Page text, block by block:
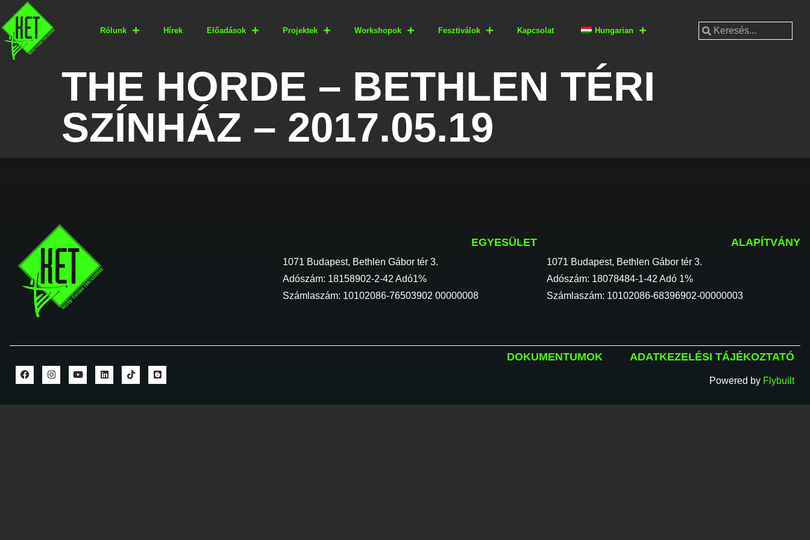
Rólunk Hírek Előadások Projektek Workshopok Fesztiválok Kapcsolat Hungarian
THE HORDE – BETHLEN TÉRI
SZÍNHÁZ – 2017.05.19
EGYESÜLET
1071 Budapest, Bethlen Gábor tér 3.
Adószám: 18158902-2-42 Adó1%
Számlaszám: 10102086-76503902 00000008
ALAPÍTVÁNY
1071 Budapest, Bethlen Gábor tér 3.
Adószám: 18078484-1-42 Adó 1%
Számlaszám: 10102086-68396902-00000003
DOKUMENTUMOK ADATKEZELÉSI TÁJÉKOZTATÓ
Powered by Flybuilt